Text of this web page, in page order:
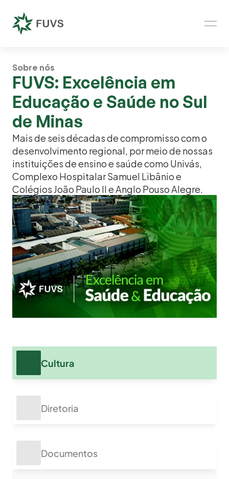
Sobre nós
FUVS: Excelência em
Educação e Saúde no Sul
de Minas
Mais de seis décadas de compromisso com o
desenvolvimento regional, por meio de nossas
instituições de ensino e saúde como Univás,
Complexo Hospitalar Samuel Libânio e
Colégios João Paulo II e Anglo Pouso Alegre.
Cultura
Diretoria
Documentos